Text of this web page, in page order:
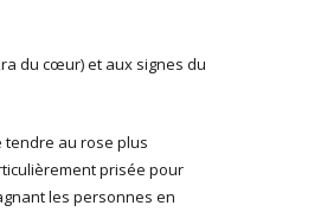
du cœur) et aux signes du
tendre au rose plus
prisée pour
les personnes en